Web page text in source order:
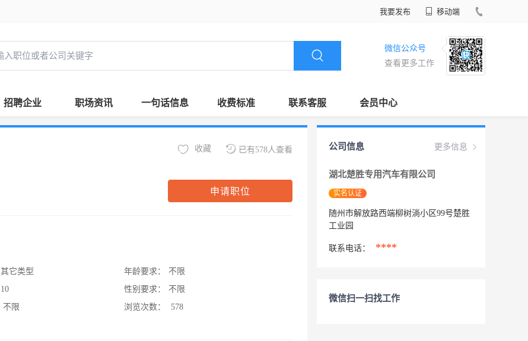
我要发布 移动端
微信公众号
查看更多工作
招聘企业 职场资讯 一句话信息 收费标准 联系客服 会员中心
已有578人查看
收藏
申请职位
其它类型
10
不限
年龄要求：
不限
性别要求：
不限
浏览次数：
578
更多信息
公司信息
湖北楚胜专用汽车有限公司
实名认证
随州市解放路西端柳树淌小区99号楚胜
工业园
联系电话： ****
微信扫一扫找工作